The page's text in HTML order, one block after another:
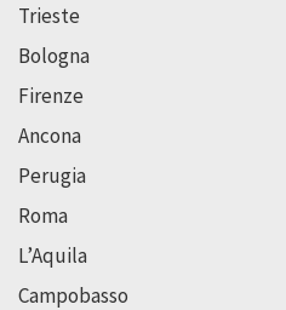
Trieste
Bologna
Firenze
Ancona
Perugia
Roma
L’Aquila
Campobasso